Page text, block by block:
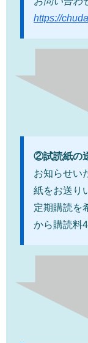
https://
②試読紙の
お知らせい
紙をお送り
定期購読を
から購読料